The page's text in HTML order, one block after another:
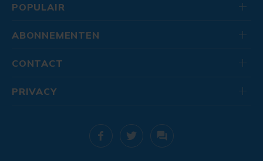
POPULAIR
ABONNEMENTEN
CONTACT
PRIVACY